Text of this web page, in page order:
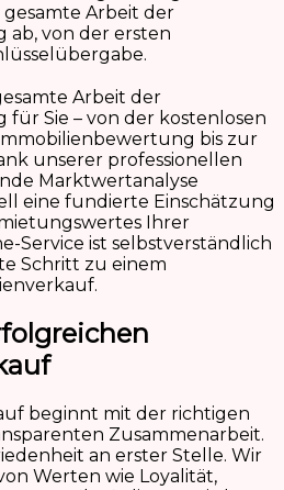
Arbeit der
ab, von der ersten
Arbeit der
Sie – von der kostenlosen
bis zur
unserer professionellen
Marktwertanalyse
eine fundierte Einschätzung
Ihrer
Service ist selbstverständlich
Schritt zu einem
beginnt mit der richtigen
Zusammenarbeit.
an erster Stelle. Wir
Werten wie Loyalität,